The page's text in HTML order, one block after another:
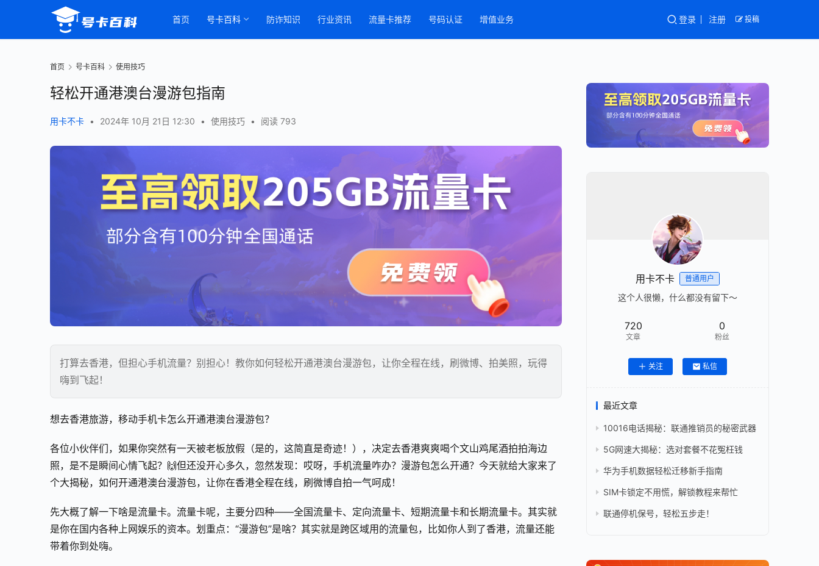
首页 号卡百科 防诈知识 行业资讯 流量卡推荐 号码认证 增值业务 登录 注册 投稿
首页 号卡百科 使用技巧
轻松开通港澳台漫游包指南
用卡不卡 • 2024年 10月 21日 12:30 • 使用技巧 • 阅读 793
打算去香港，但担心手机流量？别担心！教你如何轻松开通港澳台漫游包，让你全程在线，刷微博、拍美照，玩得
嗨到飞起！
想去香港旅游，移动手机卡怎么开通港澳台漫游包？
各位小伙伴们，如果你突然有一天被老板放假（是的，这简直是奇迹！），决定去香港爽爽喝个文山鸡尾酒拍拍海边
照，是不是瞬间心情飞起？🙌但还没开心多久，忽然发现：哎呀，手机流量咋办？漫游包怎么开通？今天就给大家来了
个大揭秘，如何开通港澳台漫游包，让你在香港全程在线，刷微博自拍一气呵成！
先大概了解一下啥是流量卡。流量卡呢，主要分四种——全国流量卡、定向流量卡、短期流量卡和长期流量卡。其实就
是你在国内各种上网娱乐的资本。划重点：“漫游包”是啥？其实就是跨区域用的流量包，比如你人到了香港，流量还能
带着你到处嗨。
用卡不卡 普通用户
这个人很懒，什么都没有留下～
720
文章
0
粉丝
关注 私信
最近文章
10016电话揭秘：联通推销员的秘密武器
5G网速大揭秘：选对套餐不花冤枉钱
华为手机数据轻松迁移新手指南
SIM卡锁定不用慌，解锁教程来帮忙
联通停机保号，轻松五步走！